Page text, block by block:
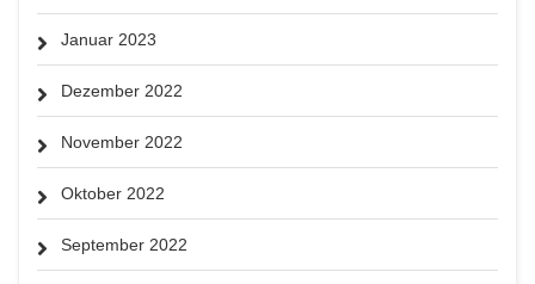
Januar 2023
Dezember 2022
November 2022
Oktober 2022
September 2022